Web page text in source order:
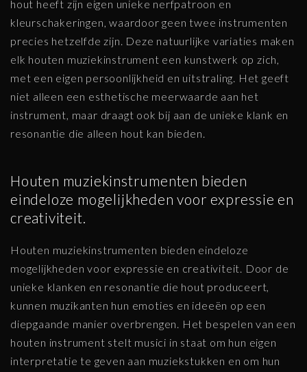
hout heeft zijn eigen unieke nerfpatroon en
kleurschakeringen, waardoor geen twee instrumenten
precies hetzelfde zijn. Deze natuurlijke variaties maken
elk houten muziekinstrument een kunstwerk op zich,
met een eigen persoonlijkheid en uitstraling. Het geeft
niet alleen een esthetische meerwaarde aan het
instrument, maar draagt ook bij aan de unieke klank en
resonantie die alleen hout kan bieden.
Houten muziekinstrumenten bieden
eindeloze mogelijkheden voor expressie en
creativiteit.
Houten muziekinstrumenten bieden eindeloze
mogelijkheden voor expressie en creativiteit. Door de
unieke klanken en resonantie die hout produceert,
kunnen muzikanten hun emoties en ideeën op een
diepgaande manier overbrengen. Het bespelen van een
houten instrument stelt musici in staat om hun eigen
interpretatie te geven aan muziekstukken en om hun